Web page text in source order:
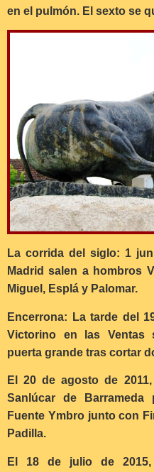
en el pulmón. El sexto se
La corrida del siglo: 1
Madrid salen a hombros
Miguel, Esplá y Palomar.
Encerrona: La tarde del
Victorino en las Ventas
puerta grande tras cortar
El 20 de agosto de
Sanlúcar de
Fuente Ymbro junto con
Padilla.
El 18 de julio de